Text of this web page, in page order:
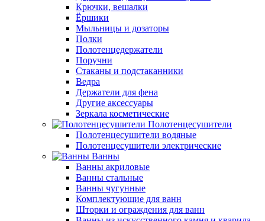
Крючки, вешалки
Ёршики
Мыльницы и дозаторы
Полки
Полотенцедержатели
Поручни
Стаканы и подстаканники
Ведра
Держатели для фена
Другие аксессуары
Зеркала косметические
Полотенцесушители
Полотенцесушители водяные
Полотенцесушители электрические
Ванны
Ванны акриловые
Ванны стальные
Ванны чугунные
Комплектующие для ванн
Шторки и ограждения для ванн